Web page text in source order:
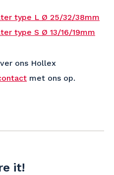
type L Ø 25/32/38mm
type S Ø 13/16/19mm
ons Hollex
met ons op.
it!